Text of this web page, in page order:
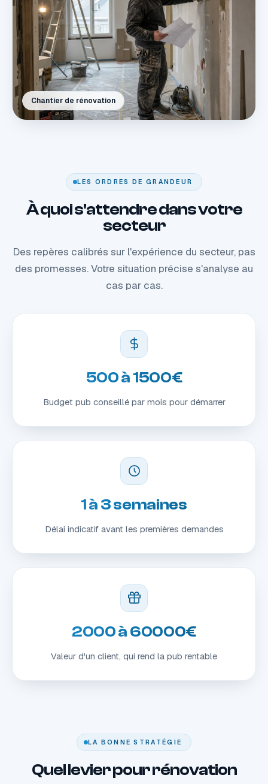
Chantier de rénovation
LES ORDRES DE GRANDEUR
À quoi s'attendre dans votre
secteur
Des repères calibrés sur l'expérience du secteur, pas
des promesses. Votre situation précise s'analyse au
cas par cas.
500 à 1500€
Budget pub conseillé par mois pour démarrer
1 à 3 semaines
Délai indicatif avant les premières demandes
2000 à 60000€
Valeur d'un client, qui rend la pub rentable
LA BONNE STRATÉGIE
Quel levier pour rénovation